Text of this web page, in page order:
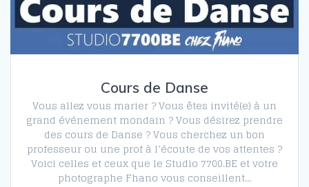
Cours de Danse
Vous allez vous marier ? Vous êtes invité(e) à un
grand événement mondain ? Vous désirez prendre
des cours de Danse ? Vous cherchez un bon
professeur ou une prof à l’écoute de vos attentes ?
Voici celles et ceux que le Studio 7700.BE et votre
photographe Fhano vous conseillent…